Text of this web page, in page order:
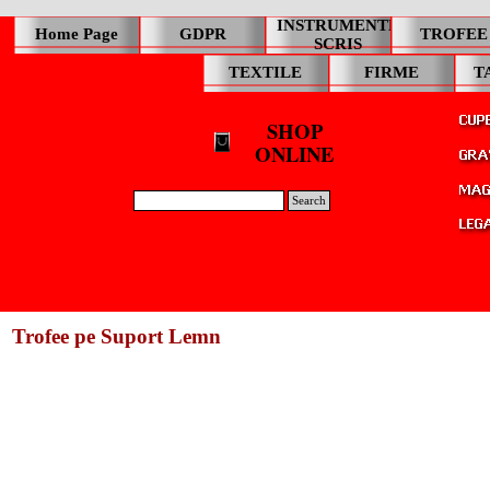
Search
Home Page GDPR
INSTRUMENTE
SCRIS
TROFEE
TEXTILE FIRME
SHOP
ONLINE
Trofee pe Suport Lemn